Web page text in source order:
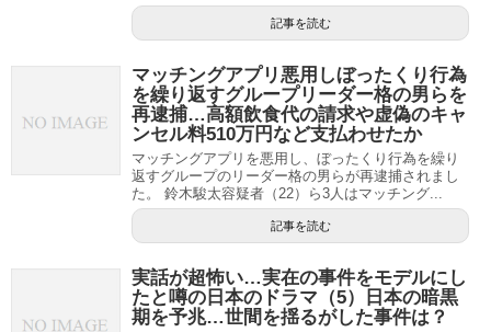
記事を読む
マッチングアプリ悪用しぼったくり行為
を繰り返すグループリーダー格の男らを
再逮捕…高額飲食代の請求や虚偽のキャ
ンセル料510万円など支払わせたか
マッチングアプリを悪用し、ぼったくり行為を繰り
返すグループのリーダー格の男らが再逮捕されまし
た。 鈴木駿太容疑者（22）ら3人はマッチング...
記事を読む
実話が超怖い…実在の事件をモデルにし
たと噂の日本のドラマ（5）日本の暗黒
期を予兆…世間を揺るがした事件は？